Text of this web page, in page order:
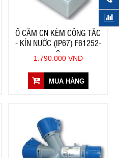
Ổ CẮM CN KÈM CÔNG TẮC
- KÍN NƯỚC (IP67) F61252-
6
1.790.000 VNĐ
MUA HÀNG